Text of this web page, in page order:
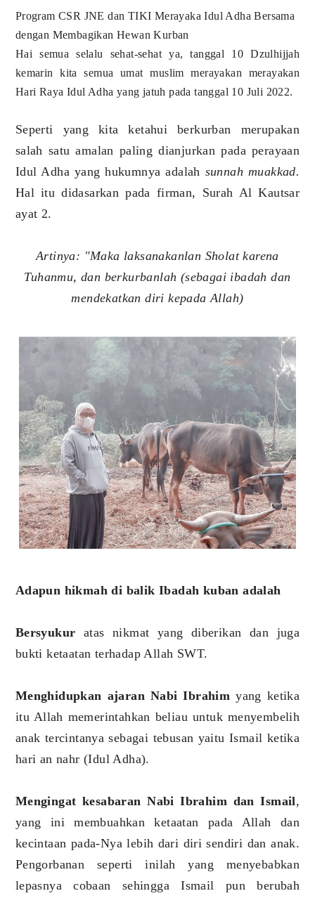
Program CSR JNE dan TIKI Merayaka Idul Adha Bersama
dengan Membagikan Hewan Kurban
Hai semua selalu sehat-sehat ya, tanggal 10 Dzulhijjah
kemarin kita semua umat muslim merayakan merayakan
Hari Raya Idul Adha yang jatuh pada tanggal 10 Juli 2022.
Seperti yang kita ketahui berkurban merupakan
salah satu amalan paling dianjurkan pada perayaan
Idul Adha yang hukumnya adalah sunnah muakkad.
Hal itu didasarkan pada firman, Surah Al Kautsar
ayat 2.
Artinya: "Maka laksanakanlan Sholat karena
Tuhanmu, dan berkurbanlah (sebagai ibadah dan
mendekatkan diri kepada Allah)
Adapun hikmah di balik Ibadah kuban adalah
Bersyukur atas nikmat yang diberikan dan juga
bukti ketaatan terhadap Allah SWT.
Menghidupkan ajaran Nabi Ibrahim yang ketika
itu Allah memerintahkan beliau untuk menyembelih
anak tercintanya sebagai tebusan yaitu Ismail ketika
hari an nahr (Idul Adha).
Mengingat kesabaran Nabi Ibrahim dan Ismail,
yang ini membuahkan ketaatan pada Allah dan
kecintaan pada-Nya lebih dari diri sendiri dan anak.
Pengorbanan seperti inilah yang menyebabkan
lepasnya cobaan sehingga Ismail pun berubah